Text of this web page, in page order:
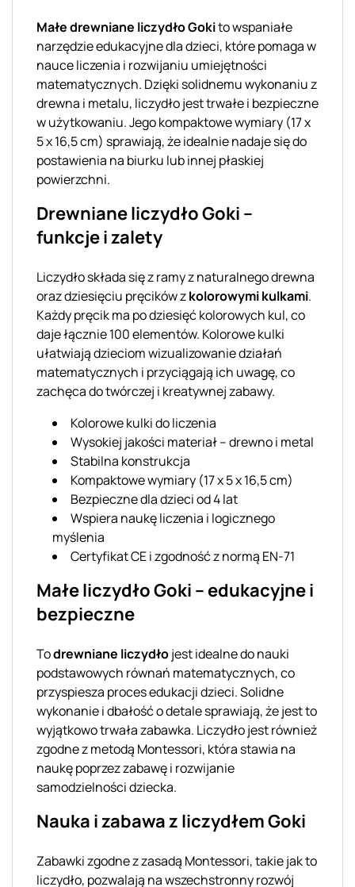
Małe drewniane liczydło Gokito wspaniałe
narzędzie edukacyjne dla dzieci, które pomaga w
nauce liczenia i rozwijaniu umiejętności
matematycznych. Dzięki solidnemu wykonaniu z
drewna i metalu, liczydło jest trwałe i bezpieczne
w użytkowaniu. Jego kompaktowe wymiary (17 x
5 x 16,5 cm) sprawiają, że idealnie nadaje się do
postawienia na biurku lub innej płaskiej
powierzchni.
Drewniane liczydło Goki –
funkcje i zalety
Liczydło składa się z ramy z naturalnego drewna
oraz dziesięciu pręcików zkolorowymi kulkami.
Każdy pręcik ma po dziesięć kolorowych kul, co
daje łącznie 100 elementów. Kolorowe kulki
ułatwiają dzieciom wizualizowanie działań
matematycznych i przyciągają ich uwagę, co
zachęca do twórczej i kreatywnej zabawy.
Kolorowe kulki do liczenia
Wysokiej jakości materiał – drewno i metal
Stabilna konstrukcja
Kompaktowe wymiary (17 x 5 x 16,5 cm)
Bezpieczne dla dzieci od 4 lat
Wspiera naukę liczenia i logicznego
myślenia
Certyfikat CE i zgodność z normą EN-71
Małe liczydło Goki – edukacyjne i
bezpieczne
Todrewniane liczydłojest idealne do nauki
podstawowych równań matematycznych, co
przyspiesza proces edukacji dzieci. Solidne
wykonanie i dbałość o detale sprawiają, że jest to
wyjątkowo trwała zabawka. Liczydło jest również
zgodne z metodą Montessori, która stawia na
naukę poprzez zabawę i rozwijanie
samodzielności dziecka.
Nauka i zabawa z liczydłem Goki
Zabawki zgodne z zasadą Montessori, takie jak to
liczydło, pozwalają na wszechstronny rozwój